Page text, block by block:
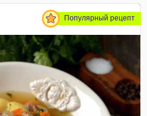
Популярный рецепт